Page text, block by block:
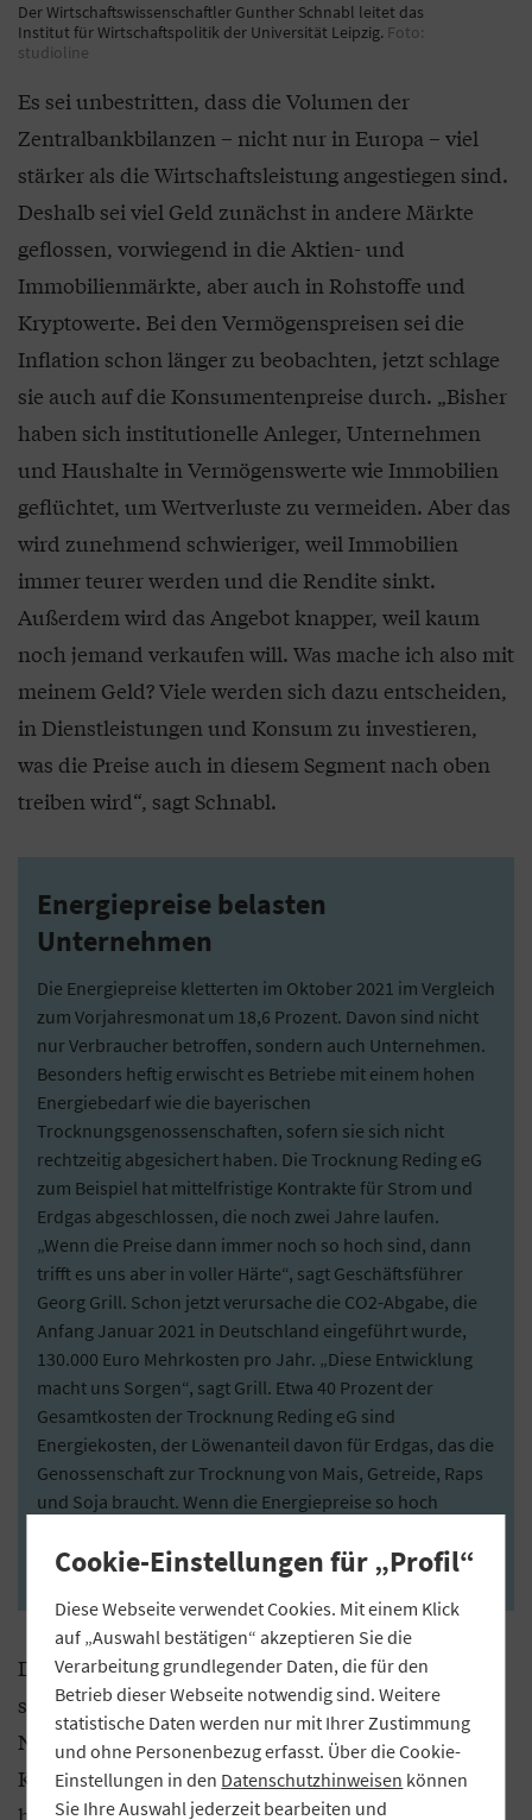
Der Wirtschaftswissenschaftler Gunther Schnabl leitet das
Institut für Wirtschaftspolitik der Universität Leipzig. Foto:
studioline
Es sei unbestritten, dass die Volumen der
Zentralbankbilanzen – nicht nur in Europa – viel
stärker als die Wirtschaftsleistung angestiegen sind.
Deshalb sei viel Geld zunächst in andere Märkte
geflossen, vorwiegend in die Aktien- und
Immobilienmärkte, aber auch in Rohstoffe und
Kryptowerte. Bei den Vermögenspreisen sei die
Inflation schon länger zu beobachten, jetzt schlage
sie auch auf die Konsumentenpreise durch. „Bisher
haben sich institutionelle Anleger, Unternehmen
und Haushalte in Vermögenswerte wie Immobilien
geflüchtet, um Wertverluste zu vermeiden. Aber das
wird zunehmend schwieriger, weil Immobilien
immer teurer werden und die Rendite sinkt.
Außerdem wird das Angebot knapper, weil kaum
noch jemand verkaufen will. Was mache ich also mit
meinem Geld? Viele werden sich dazu entscheiden,
in Dienstleistungen und Konsum zu investieren,
was die Preise auch in diesem Segment nach oben
treiben wird“, sagt Schnabl.
Energiepreise belasten
Unternehmen
Die Energiepreise kletterten im Oktober 2021 im Vergleich
zum Vorjahresmonat um 18,6 Prozent. Davon sind nicht
nur Verbraucher betroffen, sondern auch Unternehmen.
Besonders heftig erwischt es Betriebe mit einem hohen
Energiebedarf wie die bayerischen
Trocknungsgenossenschaften, sofern sie sich nicht
rechtzeitig abgesichert haben. Die Trocknung Reding eG
zum Beispiel hat mittelfristige Kontrakte für Strom und
Erdgas abgeschlossen, die noch zwei Jahre laufen.
„Wenn die Preise dann immer noch so hoch sind, dann
trifft es uns aber in voller Härte“, sagt Geschäftsführer
Georg Grill. Schon jetzt verursache die CO2-Abgabe, die
Anfang Januar 2021 in Deutschland eingeführt wurde,
130.000 Euro Mehrkosten pro Jahr. „Diese Entwicklung
macht uns Sorgen“, sagt Grill. Etwa 40 Prozent der
Gesamtkosten der Trocknung Reding eG sind
Energiekosten, der Löwenanteil davon für Erdgas, das die
Genossenschaft zur Trocknung von Mais, Getreide, Raps
und Soja braucht. Wenn die Energiepreise so hoch
diese an die Mitglieder weiterzugeben, so Grill.
Der Ökonom macht zudem wenig Hoffnung auf
sinkende Energiepreise, nachdem die
Nachholeffekte aufgrund der anziehenden
Konjunktur nach der Corona-Krise nachlassen. Die
Cookie-Einstellungen für „Profil“
Diese Webseite verwendet Cookies. Mit einem Klick
auf „Auswahl bestätigen“ akzeptieren Sie die
Verarbeitung grundlegender Daten, die für den
Betrieb dieser Webseite notwendig sind. Weitere
statistische Daten werden nur mit Ihrer Zustimmung
und ohne Personenbezug erfasst. Über die Cookie-
Einstellungen in den Datenschutzhinweisen können
Sie Ihre Auswahl jederzeit bearbeiten und